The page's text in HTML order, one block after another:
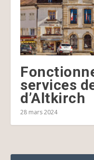
services
d’Altkirch
28 mars 2024